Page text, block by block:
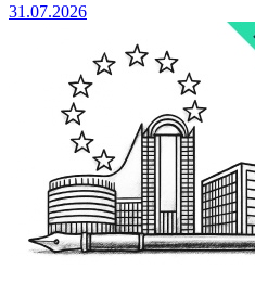
31.07.2026